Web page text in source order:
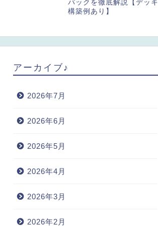
パックを徹底解説【デッキ
構築例あり】
アーカイブ♪
2026年7月
2026年6月
2026年5月
2026年4月
2026年3月
2026年2月